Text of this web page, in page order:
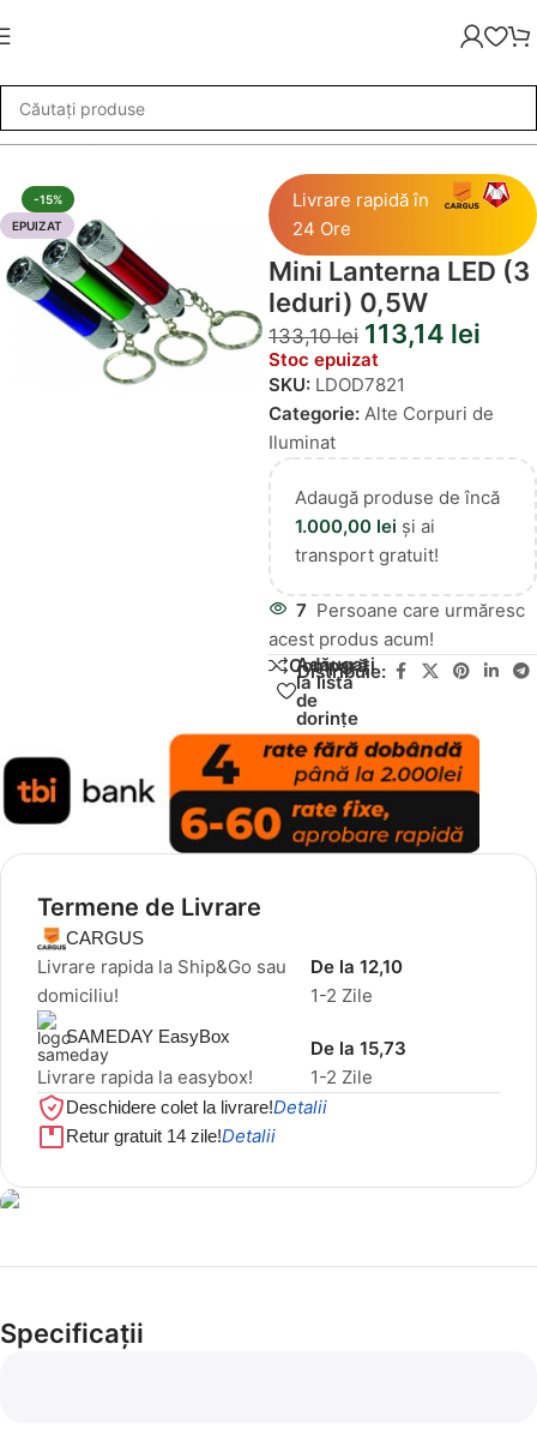
Alte Corpuri de Iluminat»Mini Lanterna LED (3 leduri) 0,5W
-15%
EPUIZAT
Livrare rapidă în
24 Ore
Mini Lanterna LED (3
leduri) 0,5W
133,10lei 113,14 lei
Stoc epuizat
SKU: LDOD7821
Categorie: Alte Corpuri de
Iluminat
Adaugă produse de încă
1.000,00 lei și ai
transport gratuit!
7 Persoane care urmăresc
acest produs acum!
Compară
Adăugați
la lista
de
dorințe
Distribuie:
Termene de Livrare
CARGUS
Livrare rapida la Ship&Go sau
domiciliu!
1-2 Zile
De la 12,10
SAMEDAY EasyBox
Livrare rapida la easybox! 1-2 Zile
De la 15,73
Deschidere colet la livrare!Detalii
Retur gratuit 14 zile!Detalii
Cel mai mic preț!
56,86 LEI
Specificații